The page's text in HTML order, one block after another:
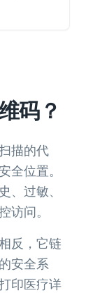
码？
描的代
全位置。
、过敏、
访问。
反，它链
安全系
印医疗详